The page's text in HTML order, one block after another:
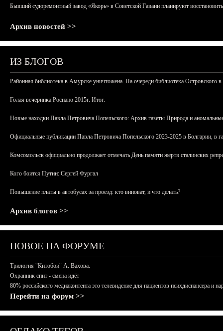
Бывший судоремонтный завод «Якорь» в Советской Гавани планируют восстановить
Архив новостей >>
ИЗ БЛОГОВ
Районная библиотека в Амурске уничтожена. На очереди библиотека Островского
Голая вечеринка Роснано 2015г. Итог.
Новые находки Павла Петровича Попельского: Архив газеты Природа и
Официальные публикации Павла Петровича Попельского 2023-2025 в Болгарии, в
Комсомольск официально продолжает отмечать День памяти жертв сталинских
Кого боится Путин: Сергей Фургал
Повышение платы в автобусах за проезд: кто виноват, и что делать?
Архив блогов >>
НОВОЕ НА ФОРУМЕ
Трилогия "Китобои" А. Вахова.
Охранник спит - смена идёт
80% российского медиаконтента это телевидение для пациентов психдиспансера и
Перейти на форум >>